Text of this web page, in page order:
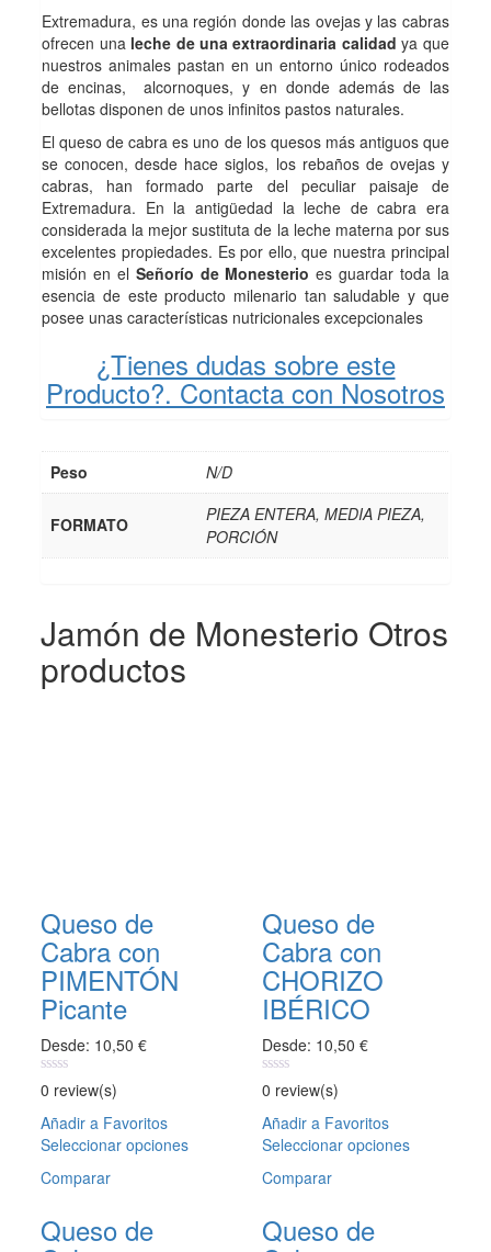
Extremadura, es una región donde las ovejas y las cabras
ofrecen una leche de una extraordinaria calidad ya que
nuestros animales pastan en un entorno único rodeados
de encinas, alcornoques, y en donde además de las
bellotas disponen de unos infinitos pastos naturales.
El queso de cabra es uno de los quesos más antiguos que
se conocen, desde hace siglos, los rebaños de ovejas y
cabras, han formado parte del peculiar paisaje de
Extremadura. En la antigüedad la leche de cabra era
considerada la mejor sustituta de la leche materna por sus
excelentes propiedades. Es por ello, que nuestra principal
misión en el Señorío de Monesterio es guardar toda la
esencia de este producto milenario tan saludable y que
posee unas características nutricionales excepcionales
¿Tienes dudas sobre este
Producto?. Contacta con Nosotros
Peso N/D
FORMATO
PIEZA ENTERA, MEDIA PIEZA,
PORCIÓN
Jamón de Monesterio Otros
productos
Queso de
Cabra con
PIMENTÓN
Picante
Desde: 10,50€
0
out
of
5
0 review(s)
Añadir a Favoritos
Seleccionar opciones
Comparar
Queso de
Queso de
Cabra con
CHORIZO
IBÉRICO
Desde: 10,50 €
0
out
of
5
0 review(s)
Añadir a Favoritos
Seleccionar opciones
Comparar
Queso de